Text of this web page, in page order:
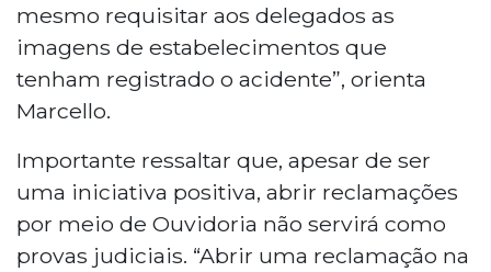
mesmo requisitar aos delegados as
imagens de estabelecimentos que
tenham registrado o acidente”, orienta
Marcello.
Importante ressaltar que, apesar de ser
uma iniciativa positiva, abrir reclamações
por meio de Ouvidoria não servirá como
provas judiciais. “Abrir uma reclamação na